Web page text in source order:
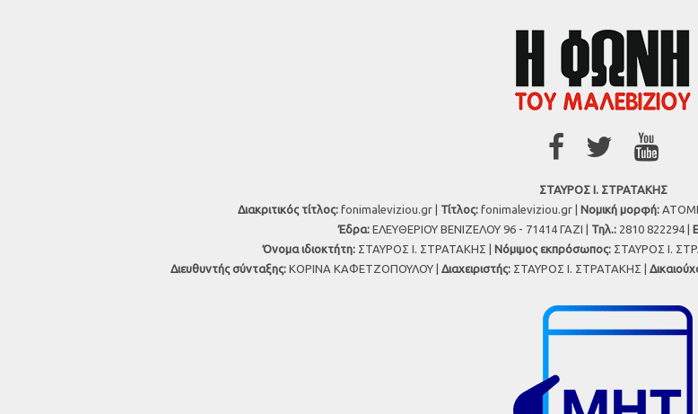
ΣΤΑΥΡΟΣ Ι. ΣΤΡΑΤΑΚΗΣ
Διακριτικός τίτλος: fonimaleviziou.gr | Τίτλος: fonimaleviziou.gr | Νομική μορφή:
Έδρα: ΕΛΕΥΘΕΡΙΟΥ ΒΕΝΙΖΕΛΟΥ 96 - 71414 ΓΑΖΙ | Τηλ.: 2810 822294 |
Όνομα ιδιοκτήτη: ΣΤΑΥΡΟΣ Ι. ΣΤΡΑΤΑΚΗΣ | Νόμιμος εκπρόσωπος: ΣΤΑΥΡΟΣ Ι.
Διευθυντής σύνταξης: ΚΟΡΙΝΑ ΚΑΦΕΤΖΟΠΟΥΛΟΥ | Διαχειριστής: ΣΤΑΥΡΟΣ Ι. ΣΤΡΑΤΑΚΗΣ |